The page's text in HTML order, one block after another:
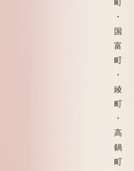
町
・
国
富
町
・
綾
町
・
高
鍋
町